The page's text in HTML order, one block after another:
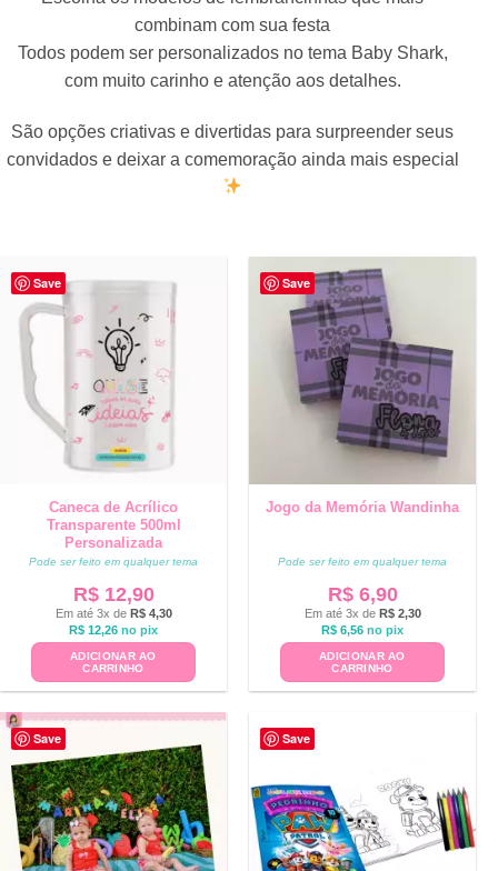
combinam com sua festa
Todos podem ser personalizados no tema Baby Shark,
com muito carinho e atenção aos detalhes.
São opções criativas e divertidas para surpreender seus
convidados e deixar a comemoração ainda mais especial
Save
Caneca de Acrílico
Transparente 500ml
Personalizada
Pode ser feito em qualquer tema
R$12,90
Em até 3x de R$4,30
R$ 12,26 no pix
ADICIONAR AO
CARRINHO
Save
Jogo da Memória Wandinha
Pode ser feito em qualquer tema
R$6,90
Em até 3x de R$2,30
R$ 6,56 no pix
ADICIONAR AO
CARRINHO
Save Save